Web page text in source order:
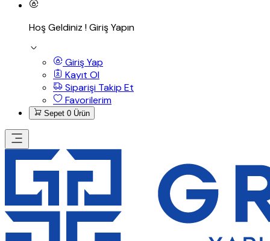
Hoş Geldiniz !Giriş Yapın
Giriş Yap
Kayıt Ol
Siparişi Takip Et
Favorilerim
Sepet 0 Ürün